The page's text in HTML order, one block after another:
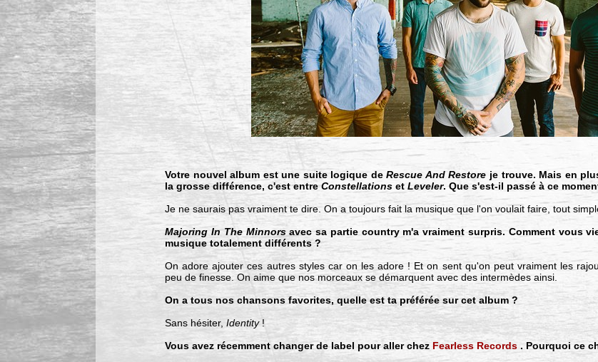
Votre nouvel album est une suite logique deRescue And Restore je trouve. Mais en
la grosse différence, c'est entreConstellations etLeveler. Que s'est-il passé à ce
Je ne saurais pas vraiment te dire. On a toujours fait la musique que l'on voulait faire, tout
Majoring In The Minnorsavec sa partie country m'a vraiment surpris. Comment vous
musique totalement différents ?
On adore ajouter ces autres styles car on les adore ! Et on sent qu'on peut vraiment les
peu de finesse. On aime que nos morceaux se démarquent avec des intermèdes ainsi.
On a tous nos chansons favorites, quelle est ta préférée sur cet album ?
Sans hésiter,Identity !
Vous avez récemment changer de label pour aller chez Fearless Records . Pourquoi ce